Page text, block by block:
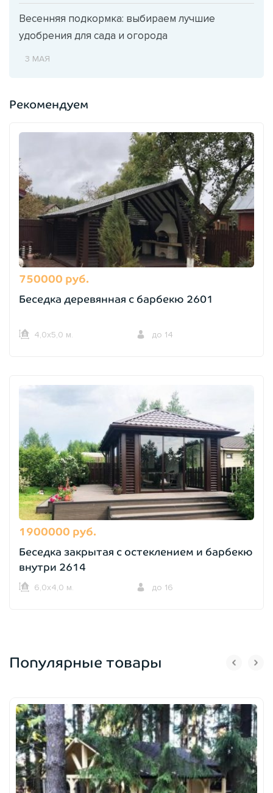
Весенняя подкормка: выбираем лучшие
удобрения для сада и огорода
3 МАЯ
Рекомендуем
750000 руб.
Беседка деревянная с барбекю 2601
4,0х5,0 м. до 14
1900000 руб.
Беседка закрытая с остеклением и барбекю
внутри 2614
6,0х4,0 м. до 16
Популярные товары